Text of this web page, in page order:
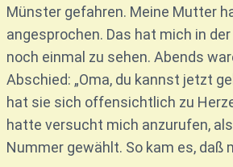
Münster gefahren. Meine Mutter
angesprochen. Das hat mich in
noch einmal zu sehen. Abends
Abschied: „Oma, du kannst jetzt
hat sie sich offensichtlich zu
hatte versucht mich anzurufen,
Nummer gewählt. So kam es,